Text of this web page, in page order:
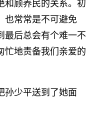
和顾养民的关系。初
也常常是不可避免
最后总会有个难一不
忙地责备我们亲爱的
孙少平送到了她面